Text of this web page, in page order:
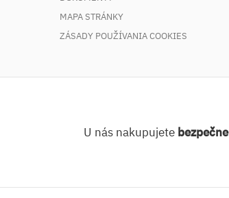
MAPA STRÁNKY
ZÁSADY POUŽÍVANIA COOKIES
U nás nakupujete bezpečne